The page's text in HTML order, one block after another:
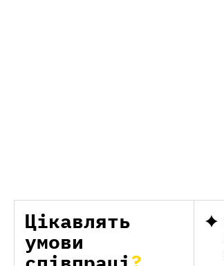
Цікавлять
умови